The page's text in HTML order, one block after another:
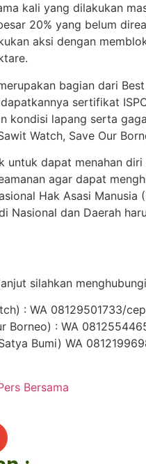
kali yang dilakukan
20% yang belum
aksi dengan
bagian dari
sertifikat
kondisi lapang serta
Watch, Save Our
untuk dapat menahan
agar dapat
Hak Asasi
Nasional dan Daerah
silahkan
: WA 08129501733/
Borneo) : WA
Bumi) WA
Bersama